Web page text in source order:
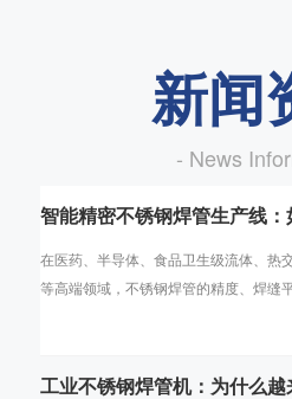
新闻
- News
智能精密不锈钢焊管生产线：
在医药、半导体、食品卫生级流体、热
等高端领域，不锈钢焊管的精度、焊缝
机
工业不锈钢焊管机：为什么越